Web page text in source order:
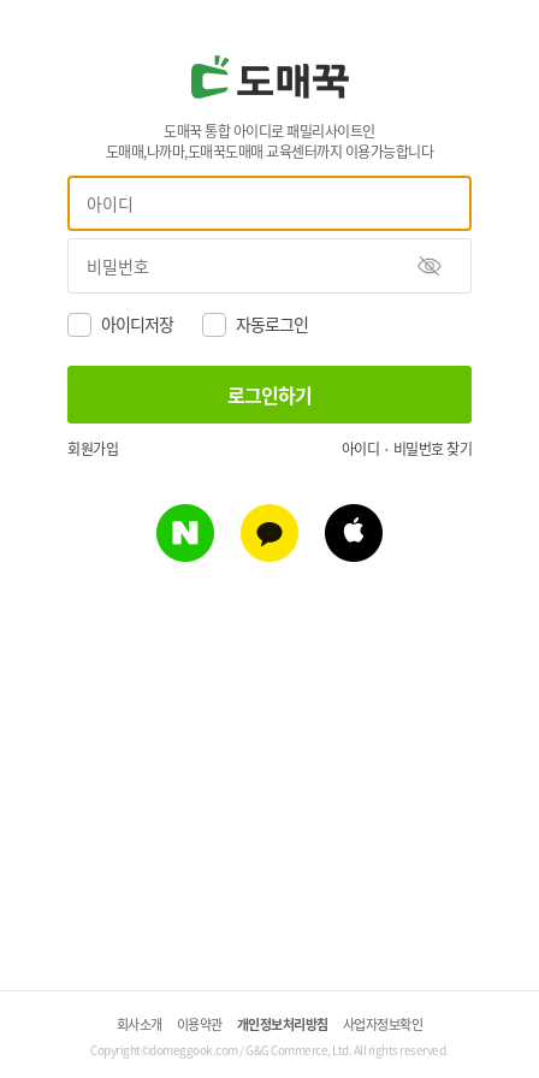
도매꾹 통합 아이디로 패밀리사이트인
도매매,나까마,도매꾹도매매 교육센터까지 이용가능합니다
아이디저장 자동로그인
회원가입 아이디 · 비밀번호 찾기
회사소개 이용약관 개인정보처리방침 사업자정보확인
Copyright©domeggook.com / G&G Commerce, Ltd. All rights reserved.